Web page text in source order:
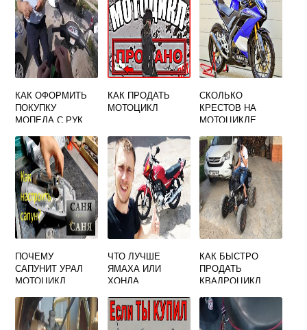
КАК ОФОРМИТЬ
ПОКУПКУ
МОПЕДА С РУК
КАК ПРОДАТЬ
МОТОЦИКЛ
СКОЛЬКО
КРЕСТОВ НА
МОТОЦИКЛЕ
ПОЧЕМУ
САПУНИТ УРАЛ
МОТОЦИКЛ
ЧТО ЛУЧШЕ
ЯМАХА ИЛИ
ХОНДА
КАК БЫСТРО
ПРОДАТЬ
КВАДРОЦИКЛ